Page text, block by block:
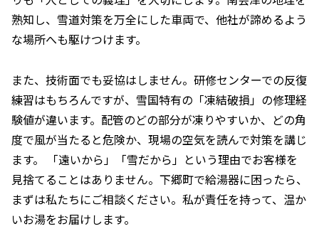
熟知し、雪道対策を万全にした車両で、他社が諦めるよう
な場所へも駆けつけます。
また、技術面でも妥協はしません。研修センターでの反復
練習はもちろんですが、雪国特有の「凍結破損」の修理経
験値が違います。配管のどの部分が凍りやすいか、どの角
度で風が当たると危険か、現場の空気を読んで対策を講じ
ます。 「遠いから」「雪だから」という理由でお客様を
見捨てることはありません。下郷町で給湯器に困ったら、
まずは私たちにご相談ください。私が責任を持って、温か
いお湯をお届けします。